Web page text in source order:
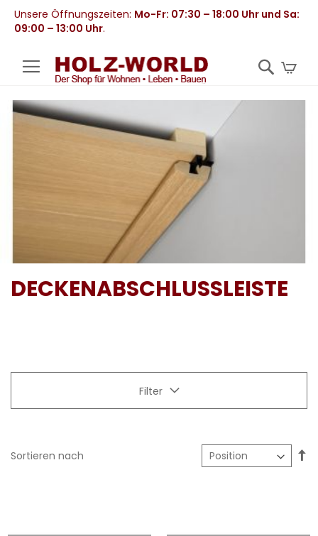
Unsere Öffnungszeiten: Mo-Fr: 07:30 – 18:00 Uhr und Sa:
09:00 – 13:00 Uhr.
DECKENABSCHLUSSLEISTE
Filter
Sortieren nach